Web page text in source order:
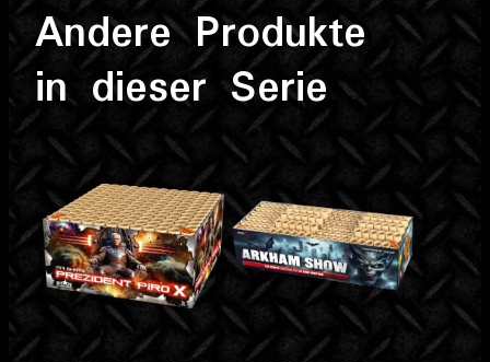
Andere Produkte
in dieser Serie